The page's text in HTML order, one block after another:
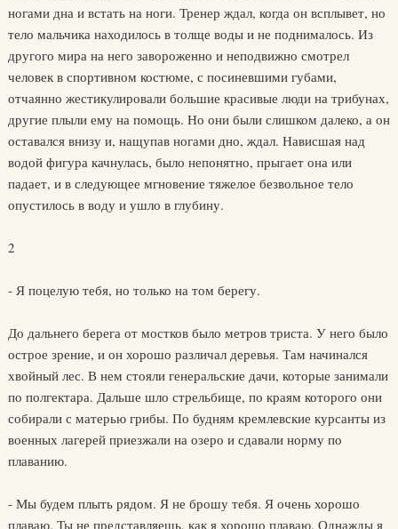
ногами дна и встать на ноги. Тренер ждал, когда он всплывет, но
тело мальчика находилось в толще воды и не поднималось. Из
другого мира на него завороженно и неподвижно смотрел
человек в спортивном костюме, с посиневшими губами,
отчаянно жестикулировали большие красивые люди на трибунах,
другие плыли ему на помощь. Но они были слишком далеко, а он
оставался внизу и, нащупав ногами дно, ждал. Нависшая над
водой фигура качнулась, было непонятно, прыгает она или
падает, и в следующее мгновение тяжелое безвольное тело
опустилось в воду и ушло в глубину.
2
- Я поцелую тебя, но только на том берегу.
До дальнего берега от мостков было метров триста. У него было
острое зрение, и он хорошо различал деревья. Там начинался
хвойный лес. В нем стояли генеральские дачи, которые занимали
по полгектара. Дальше шло стрельбище, по краям которого они
собирали с матерью грибы. По будням кремлевские курсанты из
военных лагерей приезжали на озеро и сдавали норму по
плаванию.
- Мы будем плыть рядом. Я не брошу тебя. Я очень хорошо
плаваю. Ты не представляешь, как я хорошо плаваю. Однажды я